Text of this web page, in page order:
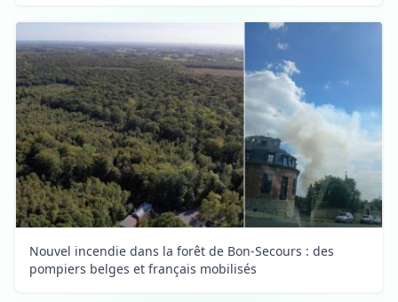
Nouvel incendie dans la forêt de Bon-Secours : des
pompiers belges et français mobilisés